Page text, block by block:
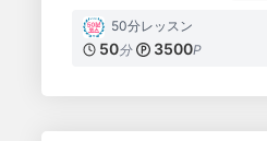
50分レッスン
50分 3500P